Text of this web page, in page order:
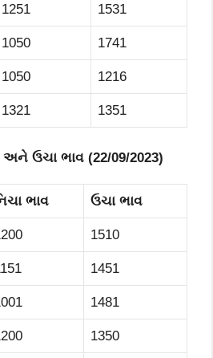
1251 1531
1050 1741
1050 1216
1321 1351
અને ઉચા ભાવ (22/09/2023)
ભાવ ઉચા ભાવ
1510
1451
1481
1350